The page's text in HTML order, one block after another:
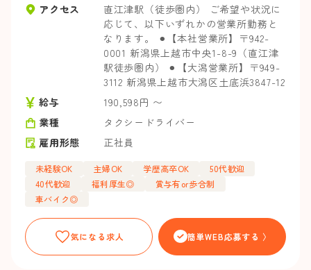
アクセス
直江津駅（徒歩圏内） ご希望や状況に
応じて、以下いずれかの営業所勤務と
なります。 ⚫︎【本社営業所】〒942-
0001 新潟県上越市中央1-8-9（直江津
駅徒歩圏内） ⚫︎【大潟営業所】〒949-
3112 新潟県上越市大潟区土底浜3847-12
給与
190,598円 〜
業種
タクシードライバー
雇用形態
正社員
未経験OK 主婦OK 学歴高卒OK
50代歓迎
40代歓迎
福利厚生◎
賞与有or歩合制
車バイク◎
気になる求人 簡単WEB応募する 〉